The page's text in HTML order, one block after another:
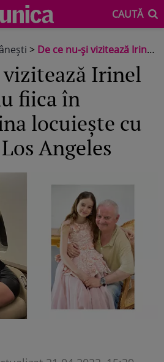
CAUTĂ
> De ce nu-și vizitează Irinel Columbeanu fiica în America. Irina locuiește cu mama ei în Los Angeles
vizitează Irinel
fiica în
locuiește cu
Angeles